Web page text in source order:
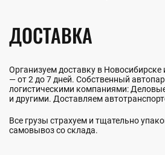
ДОСТАВКА
Организуем доставку в
— от 2 до 7 дней. Собственный
логистическими компаниями:
и другими. Доставляем
Все грузы страхуем и тщательно
самовывоз со склада.